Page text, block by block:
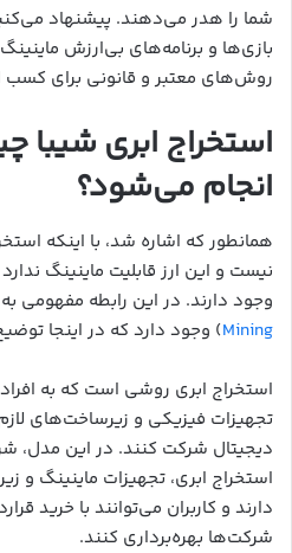
شما را هدر می‌دهند. پیشنهاد
بازی‌ها و برنامه‌های بی‌ارزش
روش‌های معتبر و قانونی برای کسب
استخراج ابری
انجام می‌شود؟
همانطور که اشاره شد، با اینکه
نیست و این ارز قابلیت ماینینگ
وجود دارند. در این رابطه مفهومی
Mining) وجود دارد که در اینجا
استخراج ابری روشی است که به
تجهیزات فیزیکی و زیرساخت‌های
دیجیتال شرکت کنند. در این مدل،
استخراج ابری، تجهیزات ماینینگ و
دارند و کاربران می‌توانند با خرید
شرکت‌ها بهره‌برداری کنند.